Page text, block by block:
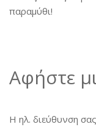
παραμύθι!
Αφήστε
Η ηλ. διεύθυνση